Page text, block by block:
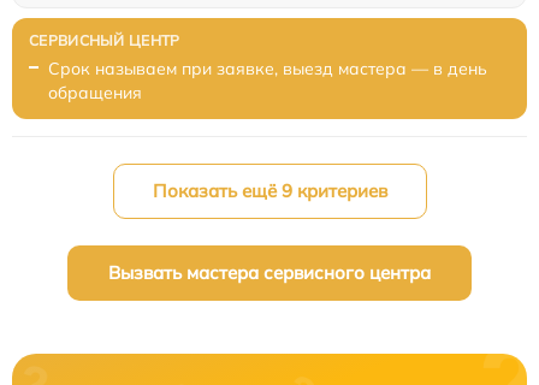
Срок называем при заявке, выезд мастера — в день
обращения
Показать ещё 9 критериев
Вызвать мастера сервисного центра